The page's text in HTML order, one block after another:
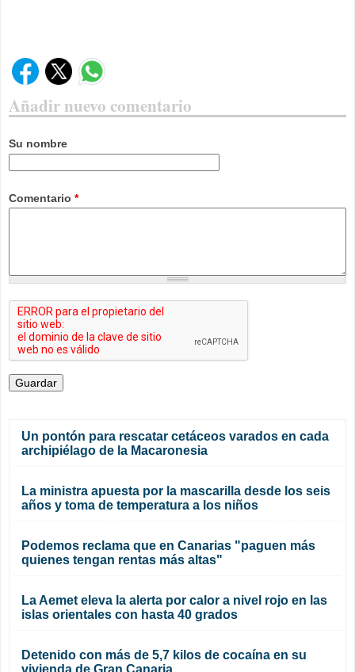
Añadir nuevo comentario
Su nombre
Comentario *
Un pontón para rescatar cetáceos varados en cada
archipiélago de la Macaronesia
La ministra apuesta por la mascarilla desde los seis
años y toma de temperatura a los niños
Podemos reclama que en Canarias "paguen más
quienes tengan rentas más altas"
La Aemet eleva la alerta por calor a nivel rojo en las
islas orientales con hasta 40 grados
Detenido con más de 5,7 kilos de cocaína en su
vivienda de Gran Canaria